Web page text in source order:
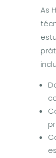
As